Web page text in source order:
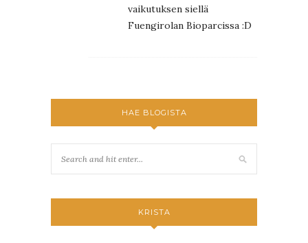
vaikutuksen siellä
Fuengirolan Bioparcissa :D
HAE BLOGISTA
KRISTA